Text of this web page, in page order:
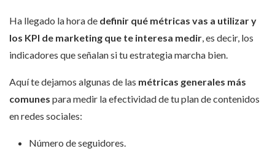
Ha llegado la hora de definir qué métricas vas a utilizar y
los KPI de marketing que te interesa medir , es decir, los
indicadores que señalan si tu estrategia marcha bien.
Aquí te dejamos algunas de las métricas generales más
comunes para medir la efectividad de tu plan de contenidos
en redes sociales:
Número de seguidores.